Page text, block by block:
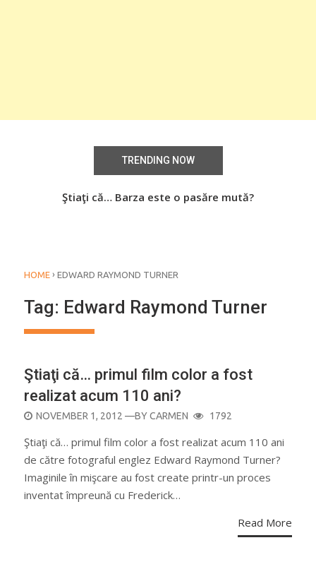
TRENDING NOW
Ştiaţi că… Barza este o pasăre mută?
HOME › EDWARD RAYMOND TURNER
Tag: Edward Raymond Turner
Ştiaţi că… primul film color a fost
realizat acum 110 ani?
POSTED
NOVEMBER 1, 2012 —BYCARMEN 1792
Ştiaţi că… primul film color a fost realizat acum 110 ani
de către fotograful englez Edward Raymond Turner?
Imaginile în mişcare au fost create printr-un proces
inventat împreună cu Frederick…
Read More